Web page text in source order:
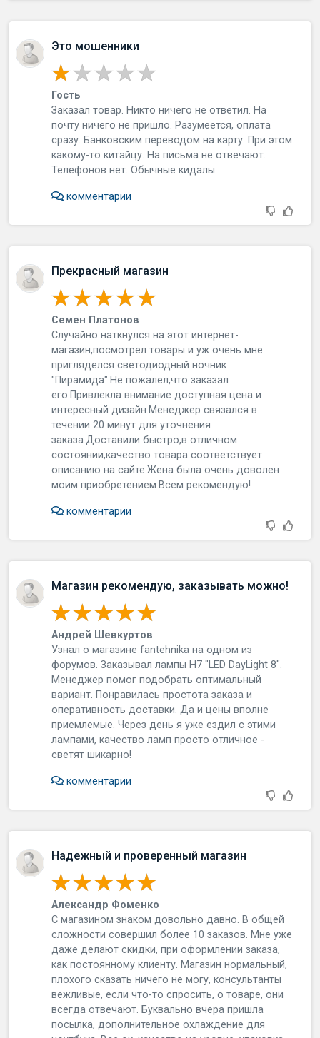
Это мошенники
Гость
Заказал товар. Никто ничего не ответил. На
почту ничего не пришло. Разумеется, оплата
сразу. Банковским переводом на карту. При этом
какому-то китайцу. На письма не отвечают.
Телефонов нет. Обычные кидалы.
комментарии
Прекрасный магазин
Семен Платонов
Случайно наткнулся на этот интернет-
магазин,посмотрел товары и уж очень мне
пригляделся светодиодный ночник
"Пирамида".Не пожалел,что заказал
его.Привлекла внимание доступная цена и
интересный дизайн.Менеджер связался в
течении 20 минут для уточнения
заказа.Доставили быстро,в отличном
состоянии,качество товара соответствует
описанию на сайте.Жена была очень доволен
моим приобретением.Всем рекомендую!
комментарии
Магазин рекомендую, заказывать можно!
Андрей Шевкуртов
Узнал о магазине fantehnika на одном из
форумов. Заказывал лампы Н7 "LED DayLight 8".
Менеджер помог подобрать оптимальный
вариант. Понравилась простота заказа и
оперативность доставки. Да и цены вполне
приемлемые. Через день я уже ездил с этими
лампами, качество ламп просто отличное -
светят шикарно!
комментарии
Надежный и проверенный магазин
Александр Фоменко
С магазином знаком довольно давно. В общей
сложности совершил более 10 заказов. Мне уже
даже делают скидки, при оформлении заказа,
как постоянному клиенту. Магазин нормальный,
плохого сказать ничего не могу, консультанты
вежливые, если что-то спросить, о товаре, они
всегда отвечают. Буквально вчера пришла
посылка, дополнительное охлаждение для